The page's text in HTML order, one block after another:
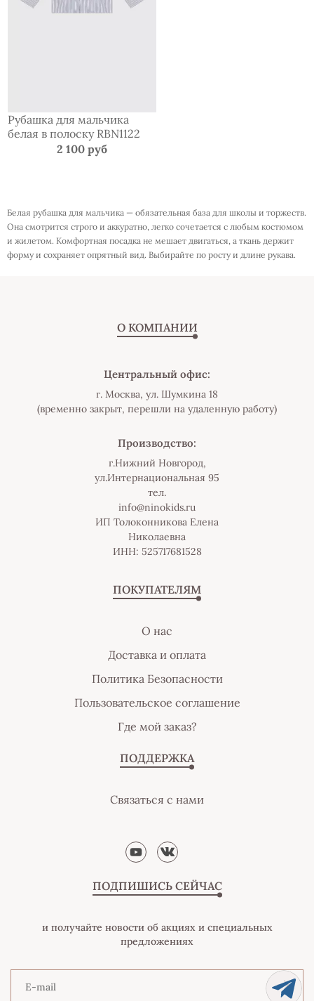
Рубашка для мальчика
белая в полоску RBN1122
2 100 руб
Белая рубашка для мальчика — обязательная база для школы и торжеств.
Она смотрится строго и аккуратно, легко сочетается с любым костюмом
и жилетом. Комфортная посадка не мешает двигаться, а ткань держит
форму и сохраняет опрятный вид. Выбирайте по росту и длине рукава.
О КОМПАНИИ
Центральный офис:
г. Москва, ул. Шумкина 18
(временно закрыт, перешли на удаленную работу)
Производство:
г.Нижний Новгород,
ул.Интернациональная 95
тел.
info@ninokids.ru
ИП Толоконникова Елена
Николаевна
ИНН: 525717681528
ПОКУПАТЕЛЯМ
О нас
Доставка и оплата
Политика Безопасности
Пользовательское соглашение
Где мой заказ?
ПОДДЕРЖКА
Связаться с нами
ПОДПИШИСЬ СЕЙЧАС
и получайте новости об акциях и специальных
предложениях